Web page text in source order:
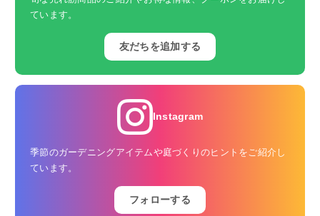
ています。
友だちを追加する
Instagram
季節のガーデニングアイテムや庭づくりのヒントをご紹介し
ています。
フォローする